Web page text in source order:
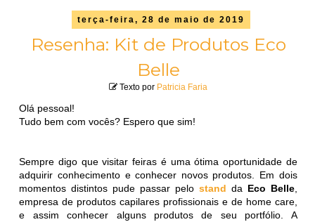
terça-feira, 28 de maio de 2019
Resenha: Kit de Produtos Eco
Belle
Texto por Patricia Faria
Olá pessoal!
Tudo bem com vocês? Espero que sim!
Sempre digo que visitar feiras é uma ótima oportunidade de
adquirir conhecimento e conhecer novos produtos. Em dois
momentos distintos pude passar pelo stand da Eco Belle,
empresa de produtos capilares profissionais e de home care,
e assim conhecer alguns produtos de seu portfólio. A